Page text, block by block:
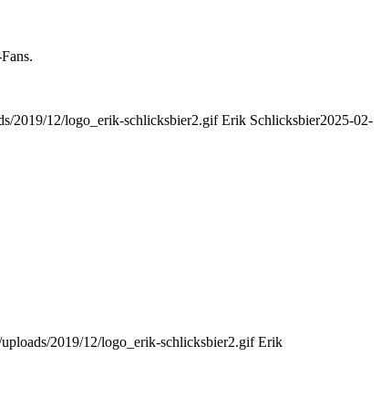
2019/12/logo_erik-schlicksbier2.gif Erik Schlicksbier2025-02-
2019/12/logo_erik-schlicksbier2.gif Erik